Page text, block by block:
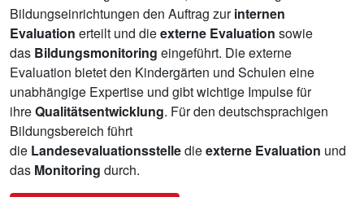
Bildungseinrichtungen den Auftrag zurinternen
Evaluation erteilt und dieexterne Evaluation sowie
das Bildungsmonitoring eingeführt. Die externe
Evaluation bietet den Kindergärten und Schulen eine
unabhängige Expertise und gibt wichtige Impulse für
ihreQualitätsentwicklung. Für den deutschsprachigen
Bildungsbereich führt
die Landesevaluationsstelledieexterne Evaluation und
das Monitoring durch.